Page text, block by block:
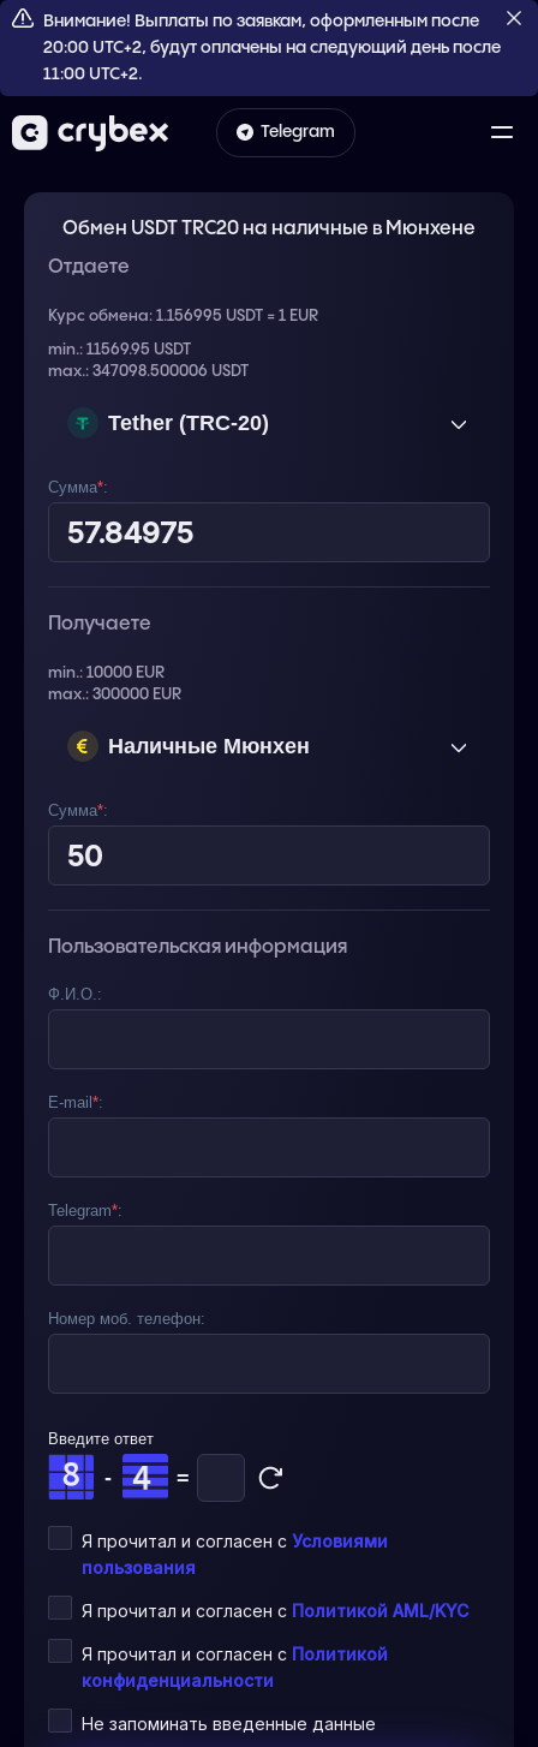
Внимание! Выплаты по заявкам, оформленным после
20:00 UTC+2, будут оплачены на следующий день после
11:00 UTC+2.
Telegram
Обмен USDT TRC20 на наличные в Мюнхене
Отдаете
Курс обмена: 1.156995 USDT = 1 EUR
min.: 11569.95 USDT
max.: 347098.500006 USDT
Tether (TRC-20)
Сумма*:
Получаете
min.: 10000 EUR
max.: 300000 EUR
Наличные Мюнхен
Сумма*:
Пользовательская информация
Ф.И.О.:
E-mail *:
Telegram*:
Номер моб. телефон:
Введите ответ
- =
Я прочитал и согласен с Условиями
пользования
Я прочитал и согласен с Политикой AML/KYC
Я прочитал и согласен с Политикой
конфиденциальности
Не запоминать введенные данные